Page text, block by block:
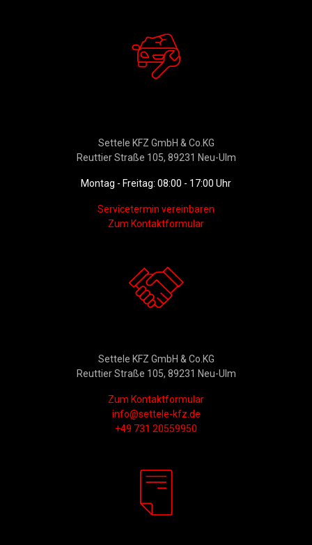
Settele KFZ GmbH & Co.KG
Reuttier Straße 105, 89231 Neu-Ulm
Montag - Freitag: 08:00 - 17:00 Uhr
Servicetermin vereinbaren
Zum Kontaktformular
Settele KFZ GmbH & Co.KG
Reuttier Straße 105, 89231 Neu-Ulm
Zum Kontaktformular
info@settele-kfz.de
+49 731 20559950